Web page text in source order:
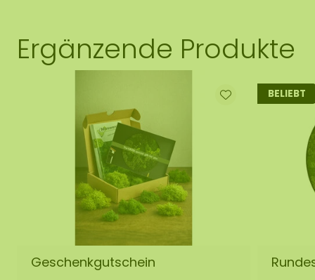
Ergänzende Produkte
Geschenkgutschein
BELIEBT